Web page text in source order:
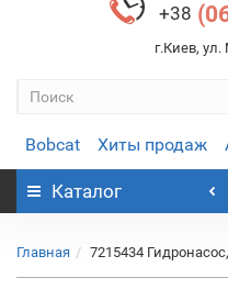
+38
г.Киев,
Bobcat Хиты продаж
Каталог
Главная 7215434